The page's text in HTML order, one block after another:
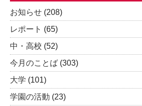
お知らせ (208)
レポート (65)
中・高校 (52)
今月のことば (303)
大学 (101)
学園の活動 (23)